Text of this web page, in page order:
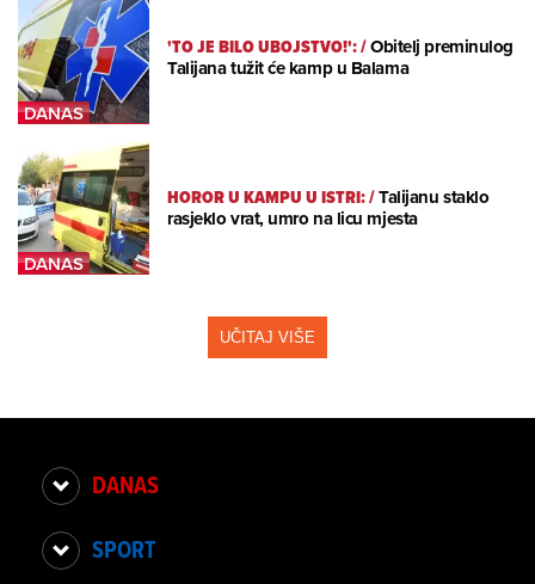
'TO JE BILO UBOJSTVO!':/Obitelj preminulog
Talijana tužit će kamp u Balama
HOROR U KAMPU U ISTRI:/Talijanu staklo
rasjeklo vrat, umro na licu mjesta
UČITAJ VIŠE
DANAS
SPORT